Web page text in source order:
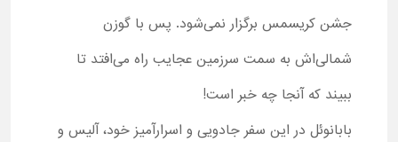
جشن کریسمس برگزار نمی‌شود. پس با گوزن
شمالی‌اش به سمت سرزمین عجایب راه می‌افتد تا
ببیند که آنجا چه خبر است!
بابانوئل در این سفر جادویی و اسرارآمیز خود، آلیس و